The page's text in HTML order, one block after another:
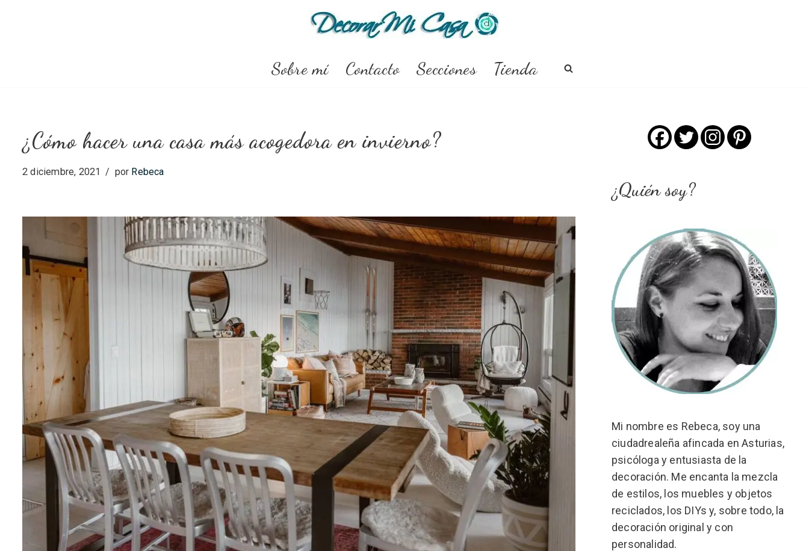
Sobre mí Contacto Secciones Tienda
¿Cómo hacer una casa más acogedora en invierno?
2 diciembre, 2021 por Rebeca
¿Quién soy?
Mi nombre es Rebeca, soy una
ciudadrealeña afincada en Asturias,
psicóloga y entusiasta de la
decoración. Me encanta la mezcla
de estilos, los muebles y objetos
reciclados, los DIYs y, sobre todo, la
decoración original y con
personalidad.